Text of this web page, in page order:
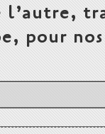
l’autre,
pour